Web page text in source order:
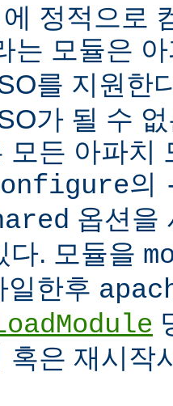
정적으로
는 모듈은
를 지원한
가 될 수
모든 아파치
의
옵션을
다. 모듈을
일한후
혹은 재시작